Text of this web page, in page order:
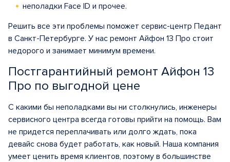
неполадки Face ID и прочее.
Решить все эти проблемы поможет сервис-центр Педант
в Санкт-Петербурге. У нас ремонт Айфон 13 Про стоит
недорого и занимает минимум времени.
Постгарантийный ремонт Айфон 13
Про по выгодной цене
С какими бы неполадками вы ни столкнулись, инженеры
сервисного центра всегда готовы прийти на помощь. Вам
не придется переплачивать или долго ждать, пока
девайс снова будет работать, как новый. Наша компания
умеет ценить время клиентов, поэтому в большинстве